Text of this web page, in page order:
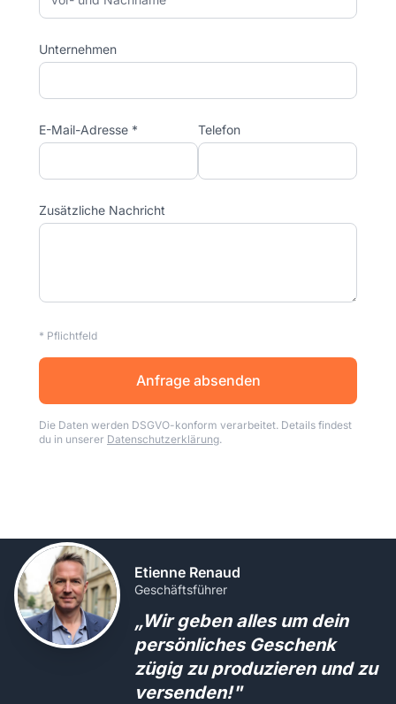
Unternehmen
E-Mail-Adresse * Telefon
Zusätzliche Nachricht
* Pflichtfeld
Anfrage absenden
Die Daten werden DSGVO-konform verarbeitet. Details findest
du in unserer Datenschutzerklärung.
Etienne Renaud
Geschäftsführer
„Wir geben alles um dein
persönliches Geschenk
zügig zu produzieren und zu
versenden!"